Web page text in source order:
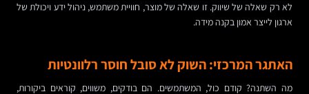
לא רק שאלה של שיווק. זו שאלה של מוצר, חוויית משתמש, ניהול ידע ויכולת של
ארגון לייצר אמון בקנה מידה.
האתגר המרכזי: השוק לא סובל חוסר רלוונטיות
מה השתנה? קודם כול, המשתמשים. הם בודקים, משווים, קוראים ביקורות,